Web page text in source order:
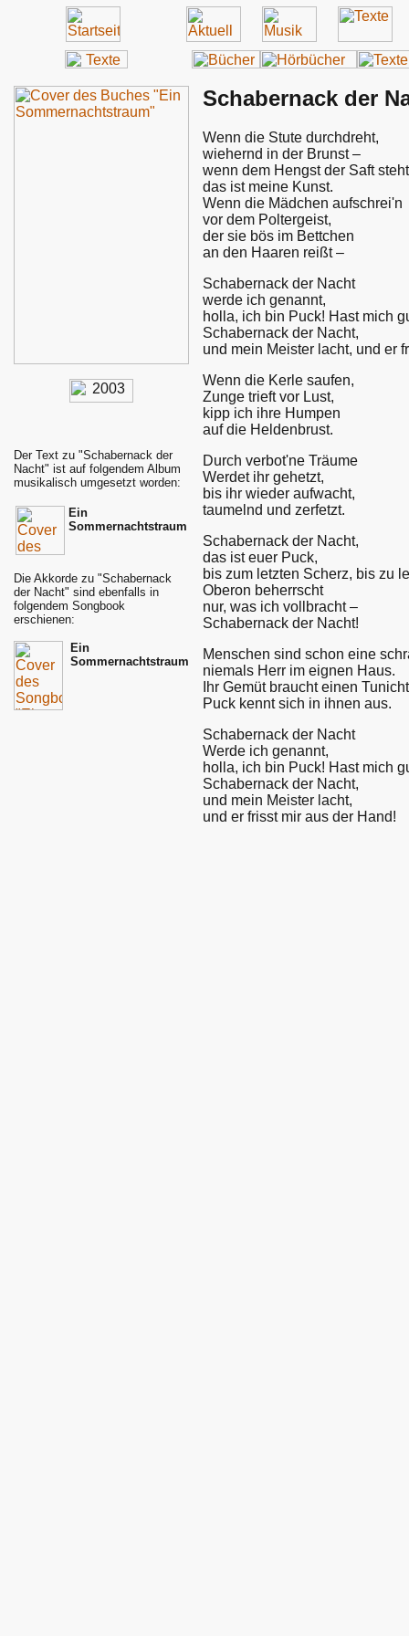
Der Text zu "Schabernack der
Nacht" ist auf folgendem Album
musikalisch umgesetzt worden:
Ein
Sommernachtstraum
Die Akkorde zu "Schabernack
der Nacht" sind ebenfalls in
folgendem Songbook
erschienen:
Ein
Sommernachtstraum
Schabernack der
Wenn die Stute durchdreht,
wiehernd in der Brunst –
wenn dem Hengst der Saft
das ist meine Kunst.
Wenn die Mädchen aufschrei'n
vor dem Poltergeist,
der sie bös im Bettchen
an den Haaren reißt –
Schabernack der Nacht
werde ich genannt,
holla, ich bin Puck! Hast mich
Schabernack der Nacht,
und mein Meister lacht, und er
Wenn die Kerle saufen,
Zunge trieft vor Lust,
kipp ich ihre Humpen
auf die Heldenbrust.
Durch verbot'ne Träume
Werdet ihr gehetzt,
bis ihr wieder aufwacht,
taumelnd und zerfetzt.
Schabernack der Nacht,
das ist euer Puck,
bis zum letzten Scherz, bis zu
Oberon beherrscht
nur, was ich vollbracht –
Schabernack der Nacht!
Menschen sind schon eine
niemals Herr im eignen Haus.
Ihr Gemüt braucht einen
Puck kennt sich in ihnen aus.
Schabernack der Nacht
Werde ich genannt,
holla, ich bin Puck! Hast mich
Schabernack der Nacht,
und mein Meister lacht,
und er frisst mir aus der Hand!